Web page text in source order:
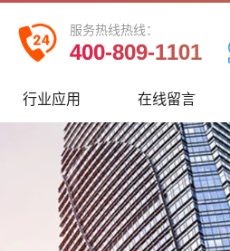
服务热线热线：
400-809-1101
行业应用 在线留言